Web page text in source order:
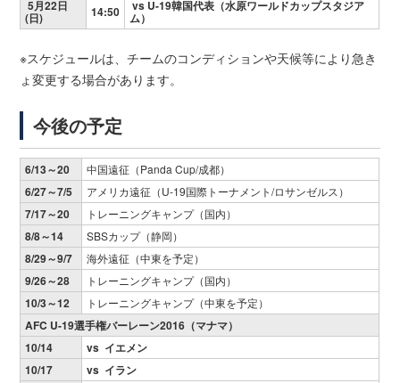
5月22日
(日) 14:50 vs U-19韓国代表（水原ワールドカップスタジア
ム）
※スケジュールは、チームのコンディションや天候等により急き
ょ変更する場合があります。
今後の予定
6/13～20 中国遠征（Panda Cup/成都）
6/27～7/5 アメリカ遠征（U-19国際トーナメント/ロサンゼルス）
7/17～20 トレーニングキャンプ（国内）
8/8～14 SBSカップ（静岡）
8/29～9/7 海外遠征（中東を予定）
9/26～28 トレーニングキャンプ（国内）
10/3～12 トレーニングキャンプ（中東を予定）
AFC U-19選手権バーレーン2016（マナマ）
10/14
vs イエメン
10/17
vs イラン